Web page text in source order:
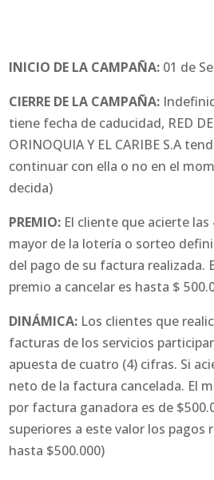
INICIO DE LA CAMPAÑA: 01 de
CIERRE DE LA CAMPAÑA:
tiene fecha de caducidad, RED DE
ORINOQUIA Y EL CARIBE S.A
continuar con ella o no en el
decida)
PREMIO: El cliente que acierte
mayor de la lotería o sorteo
del pago de su factura realizada.
premio a cancelar es hasta $
DINÁMICA: Los clientes que
facturas de los servicios
apuesta de cuatro (4) cifras. Si
neto de la factura cancelada. El
por factura ganadora es de
superiores a este valor los pagos
hasta $500.000)